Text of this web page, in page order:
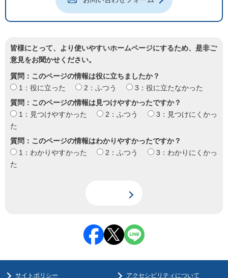
皆様にとって、より使いやすいホームページにするため、是非ご
意見をお聞かせください。
質問：このページの情報は役に立ちましたか？
1：役に立った
2：ふつう
3：役に立たなかった
質問：このページの情報は見つけやすかったですか？
1：見つけやすかった
2：ふつう
3：見つけにくかっ
た
質問：このページの情報はわかりやすかったですか？
1：わかりやすかった
2：ふつう
3：わかりにくかっ
た
サイトポリシー
アクセシビリティについて